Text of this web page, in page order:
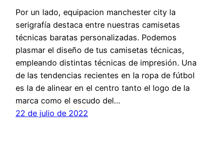
Por un lado, equipacion manchester city la
serigrafía destaca entre nuestras camisetas
técnicas baratas personalizadas. Podemos
plasmar el diseño de tus camisetas técnicas,
empleando distintas técnicas de impresión. Una
de las tendencias recientes en la ropa de fútbol
es la de alinear en el centro tanto el logo de la
marca como el escudo del…
22 de julio de 2022